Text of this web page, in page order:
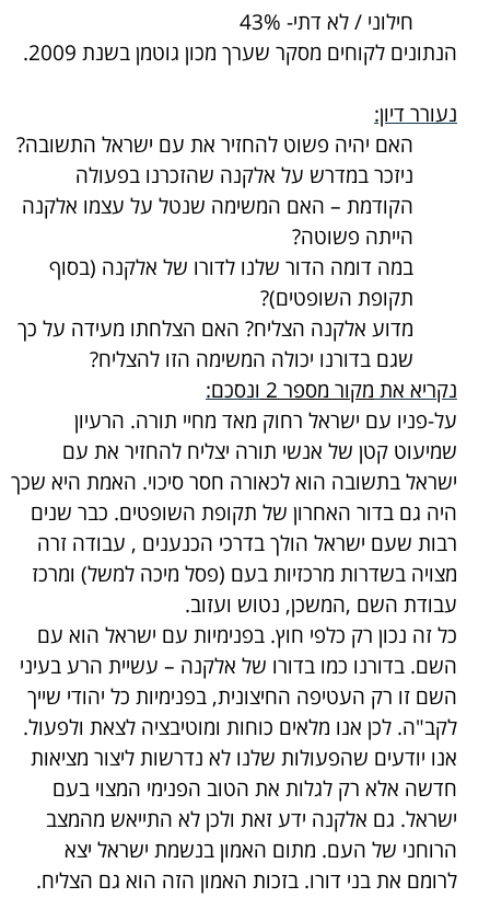
חילוני / לא דתי- 43%
הנתונים לקוחים מסקר שערך מכון גוטמן בשנת 2009.
נעורר דיון:
האם יהיה פשוט להחזיר את עם ישראל התשובה?
ניזכר במדרש על אלקנה שהזכרנו בפעולה
הקודמת – האם המשימה שנטל על עצמו אלקנה
הייתה פשוטה?
במה דומה הדור שלנו לדורו של אלקנה (בסוף
תקופת השופטים)?
מדוע אלקנה הצליח? האם הצלחתו מעידה על כך
שגם בדורנו יכולה המשימה הזו להצליח?
נקריא את מקור מספר 2
ונסכם:
על-פניו עם ישראל רחוק מאד מחיי תורה. הרעיון
שמיעוט קטן של אנשי תורה יצליח להחזיר את עם
ישראל בתשובה הוא לכאורה חסר סיכוי. האמת היא שכך
היה גם בדור האחרון של תקופת השופטים. כבר שנים
רבות שעם ישראל הולך בדרכי הכנענים , עבודה זרה
מצויה בשדרות מרכזיות בעם (פסל מיכה למשל) ומרכז
עבודת השם ,המשכן, נטוש ועזוב.
כל זה נכון רק כלפי חוץ. בפנימיות עם ישראל הוא עם
השם. בדורנו כמו בדורו של אלקנה – עשיית הרע בעיני
השם זו רק העטיפה החיצונית, בפנימיות כל יהודי שייך
לקב"ה. לכן אנו מלאים כוחות ומוטיבציה לצאת ולפעול.
אנו יודעים שהפעולות שלנו לא נדרשות ליצור מציאות
חדשה אלא רק לגלות את הטוב הפנימי המצוי בעם
ישראל. גם אלקנה ידע זאת ולכן לא התייאש מהמצב
הרוחני של העם. מתום האמון בנשמת ישראל יצא
לרומם את בני דורו. בזכות האמון הזה הוא גם הצליח.